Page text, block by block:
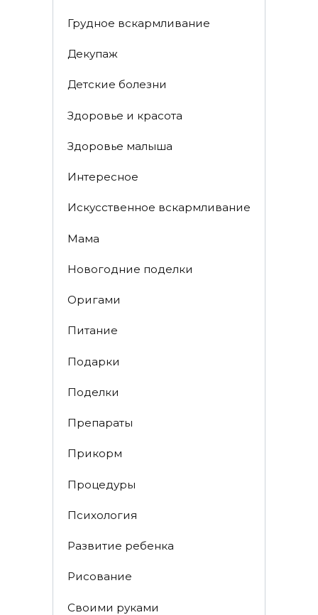
Грудное вскармливание
Декупаж
Детские болезни
Здоровье и красота
Здоровье малыша
Интересное
Искусственное вскармливание
Мама
Новогодние поделки
Оригами
Питание
Подарки
Поделки
Препараты
Прикорм
Процедуры
Психология
Развитие ребенка
Рисование
Своими руками